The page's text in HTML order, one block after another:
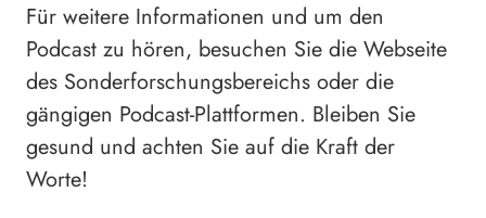
Für weitere Informationen und um den
Podcast zu hören, besuchen Sie die Webseite
des Sonderforschungsbereichs oder die
gängigen Podcast-Plattformen. Bleiben Sie
gesund und achten Sie auf die Kraft der
Worte!